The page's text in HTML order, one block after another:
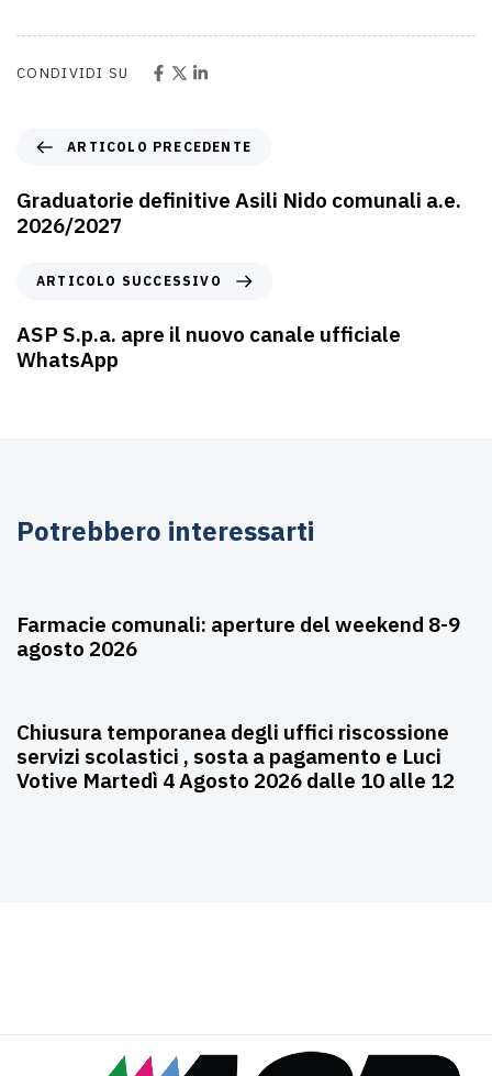
CONDIVIDI SU
ARTICOLO PRECEDENTE
Graduatorie definitive Asili Nido comunali a.e.
2026/2027
ARTICOLO SUCCESSIVO
ASP S.p.a. apre il nuovo canale ufficiale
WhatsApp
Potrebbero interessarti
Farmacie comunali: aperture del weekend 8-9
agosto 2026
Chiusura temporanea degli uffici riscossione
servizi scolastici , sosta a pagamento e Luci
Votive Martedì 4 Agosto 2026 dalle 10 alle 12